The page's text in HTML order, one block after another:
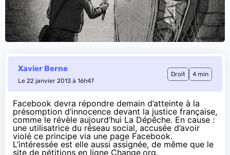
Xavier Berne
Le 22 janvier 2013 à 16h47
Droit 4 min
Facebook devra répondre demain d’atteinte à la
présomption d’innocence devant la justice française,
comme le révèle aujourd’hui La Dépêche. En cause :
une utilisatrice du réseau social, accusée d’avoir
violé ce principe via une page Facebook.
L’intéressée est elle aussi assignée, de même que le
site de pétitions en ligne Change.org.